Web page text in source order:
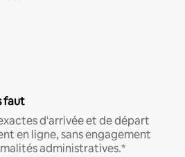
faut
d'arrivée et de départ
en ligne, sans engagement
administratives.*